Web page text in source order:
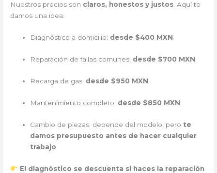
Nuestros precios son claros, honestos y justos. Aquí te
damos una idea:
Diagnóstico a domicilio: desde $400 MXN
Reparación de fallas comunes: desde $700 MXN
Recarga de gas: desde $950 MXN
Mantenimiento completo: desde $850 MXN
Cambio de piezas: depende del modelo, pero te
damos presupuesto antes de hacer cualquier
trabajo
El diagnóstico se descuenta si haces la reparación